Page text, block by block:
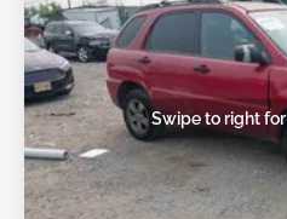
Swipe to right